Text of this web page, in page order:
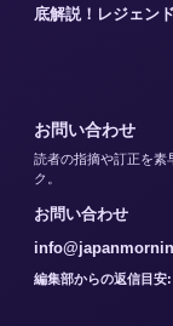
底解説！レジェン
お問い合わせ
読者の指摘や訂正を素
ク。
お問い合わせ
編集部からの返信目安: